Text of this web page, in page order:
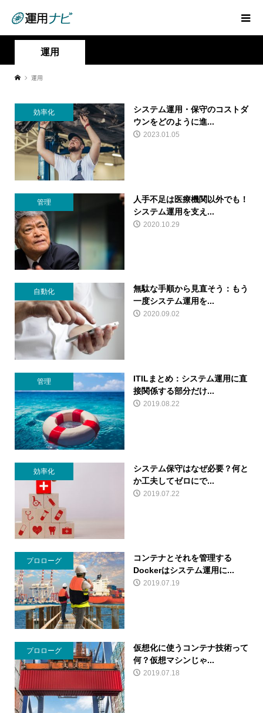
運用
運用
効率化
システム運用・保守のコストダ
ウンをどのように進...
2023.01.05
管理
人手不足は医療機関以外でも！
システム運用を支え...
2020.10.29
自動化
無駄な手順から見直そう：もう
一度システム運用を...
2020.09.02
管理
ITILまとめ：システム運用に直
接関係する部分だけ...
2019.08.22
効率化
システム保守はなぜ必要？何と
か工夫してゼロにで...
2019.07.22
プロローグ
コンテナとそれを管理する
Dockerはシステム運用に...
2019.07.19
プロローグ
仮想化に使うコンテナ技術って
何？仮想マシンじゃ...
2019.07.18